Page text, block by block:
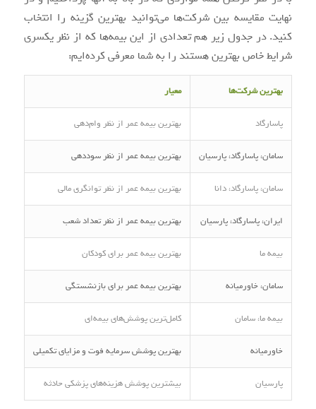
نهایت مقایسه بین شرکت‌ها می‌توانید بهترین گزینه را انتخاب
کنید. در جدول زیر هم تعدادی از این بیمه‌ها که از نظر یکسری
شرایط خاص بهترین هستند را به شما معرفی کرده‌ایم:
بهترین شرکت‌ها معیار
پاسارگاد بهترین بیمه عمر از نظر وام‌دهی
سامان، پاسارگاد، پارسیان بهترین بیمه عمر از نظر سوددهی
سامان، پاسارگاد، دانا بهترین بیمه عمر از نظر توانگری مالی
ایران، پاسارگاد، پارسیان بهترین بیمه عمر از نظر تعداد شعب
بیمه ما بهترین بیمه عمر برای کودکان
سامان، خاورمیانه بهترین بیمه عمر برای بازنشستگی
بیمه ما، سامان کامل‌ترین پوشش‌های بیمه‌ای
خاورمیانه بهترین پوشش سرمایه فوت و مزایای تکمیلی
پارسیان بیشترین پوشش هزینه‌های پزشکی حادثه